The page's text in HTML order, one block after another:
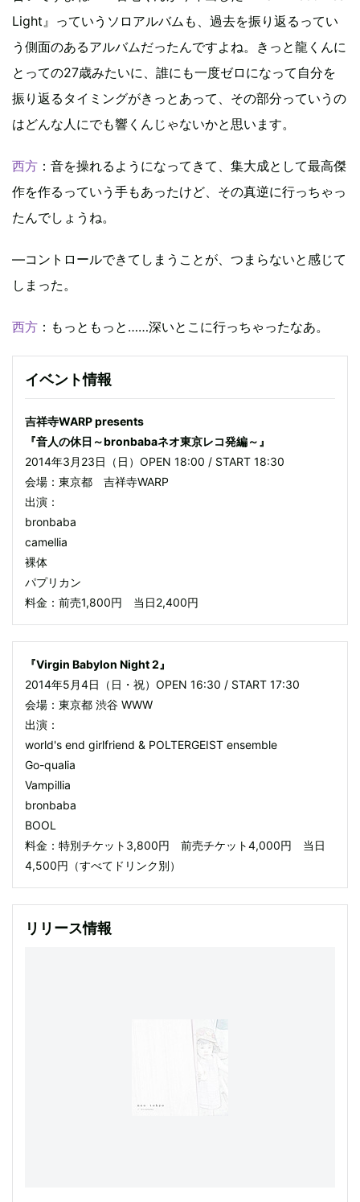
Light』っていうソロアルバムも、過去を振り返るってい
う側面のあるアルバムだったんですよね。きっと龍くんに
とっての27歳みたいに、誰にも一度ゼロになって自分を
振り返るタイミングがきっとあって、その部分っていうの
はどんな人にでも響くんじゃないかと思います。
西方 ：音を操れるようになってきて、集大成として最高傑
作を作るっていう手もあったけど、その真逆に行っちゃっ
たんでしょうね。
―コントロールできてしまうことが、つまらないと感じて
しまった。
西方 ：もっともっと……深いとこに行っちゃったなあ。
イベント情報
吉祥寺WARP presents
『音人の休日～bronbabaネオ東京レコ発編～』
2014年3月23日（日）OPEN 18:00 / START 18:30
会場：東京都 吉祥寺WARP
出演：
bronbaba
camellia
裸体
パプリカン
料金：前売1,800円 当日2,400円
『Virgin Babylon Night 2』
2014年5月4日（日・祝）OPEN 16:30 / START 17:30
会場：東京都 渋谷 WWW
出演：
world's end girlfriend & POLTERGEIST ensemble
Go-qualia
Vampillia
bronbaba
BOOL
料金：特別チケット3,800円 前売チケット4,000円 当日
4,500円（すべてドリンク別）
リリース情報